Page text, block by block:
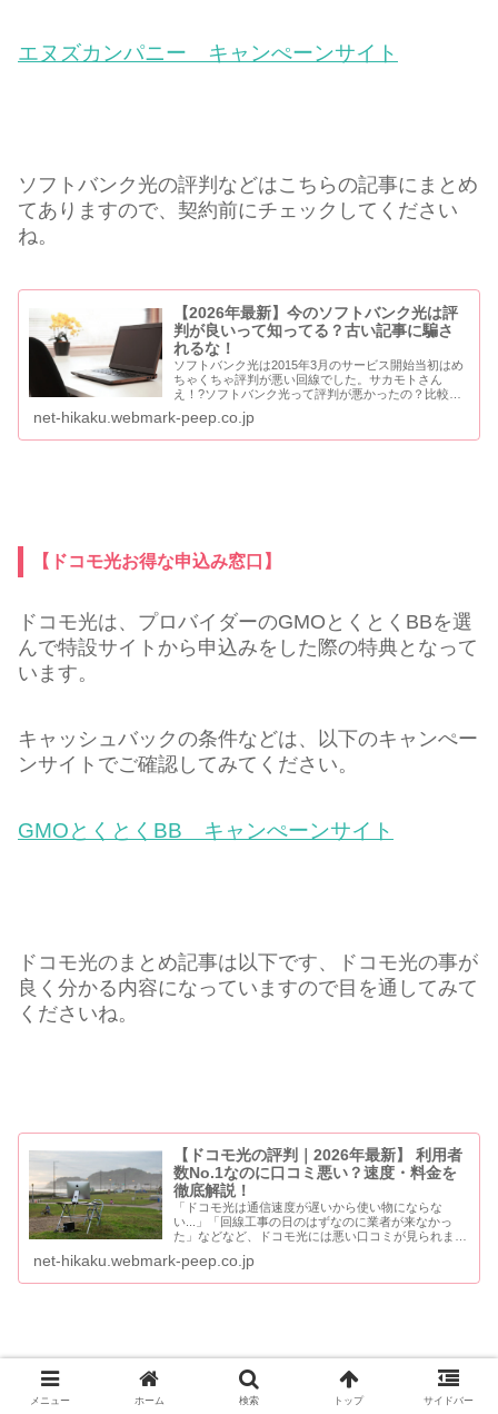
エヌズカンパニー キャンぺーンサイト
ソフトバンク光の評判などはこちらの記事にまとめ
てありますので、契約前にチェックしてください
ね。
【2026年最新】今のソフトバンク光は評
判が良いって知ってる？古い記事に騙さ
れるな！
ソフトバンク光は2015年3月のサービス開始当初はめ
ちゃくちゃ評判が悪い回線でした。サカモトさん
え！?ソフトバンク光って評判が悪かったの？比較の
り評判が悪かったんだよ。結論から言うと、現在...
net-hikaku.webmark-peep.co.jp
【ドコモ光お得な申込み窓口】
ドコモ光は、プロバイダーのGMOとくとくBBを選
んで特設サイトから申込みをした際の特典となって
います。
キャッシュバックの条件などは、以下のキャンぺー
ンサイトでご確認してみてください。
GMOとくとくBB キャンぺーンサイト
ドコモ光のまとめ記事は以下です、ドコモ光の事が
良く分かる内容になっていますので目を通してみて
くださいね。
【ドコモ光の評判｜2026年最新】 利用者
数No.1なのに口コミ悪い？速度・料金を
徹底解説！
「ドコモ光は通信速度が遅いから使い物にならな
い...」「回線工事の日のはずなのに業者が来なかっ
た」などなど、ドコモ光には悪い口コミが見られま
度が速い！」「回線工事の対応も早くてすぐにネット
が使...
net-hikaku.webmark-peep.co.jp
※フレッツ光からドコモ光への転用をご検討中の方は、「【事前
メニュー ホーム 検索 トップ サイドバー